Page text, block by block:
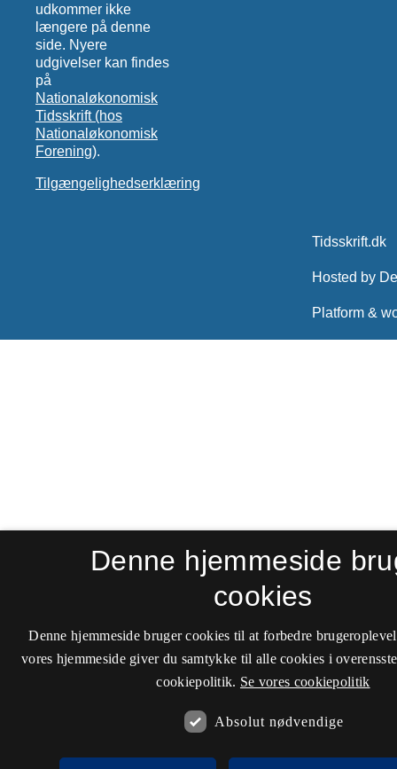
udkommer ikke
længere på denne
side. Nyere
udgivelser kan findes
på
Nationaløkonomisk
Tidsskrift (hos
Nationaløkonomisk
Forening).
Tilgængelighedserklæring
Denne hjemmeside
cookies
Denne hjemmeside bruger cookies til at forbedre
vores hjemmeside giver du samtykke til alle cookies i
cookiepolitik. Se vores cookiepolitik
Absolut nødvendige